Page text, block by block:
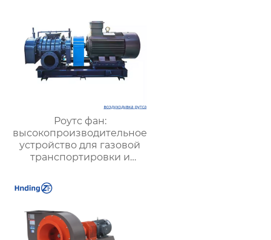
Роутс фан:
высокопроизводительное
устройство для газовой
транспортировки и
преимущества,
применение и